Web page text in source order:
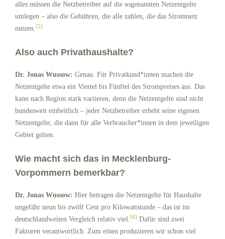
alles müssen die Netzbetreiber auf die sogenannten Netzentgelte
umlegen – also die Gebühren, die alle zahlen, die das Stromnetz
nutzen.[5]
Also auch Privathaushalte?
Dr. Jonas Wussow: Genau. Für Privatkund*innen machen die
Netzentgelte etwa ein Viertel bis Fünftel des Strompreises aus. Das
kann nach Region stark variieren, denn die Netzentgelte sind nicht
bundesweit einheitlich – jeder Netzbetreiber erhebt seine eigenen
Netzentgelte, die dann für alle Verbraucher*innen in dem jeweiligen
Gebiet gelten.
Wie macht sich das in Mecklenburg-
Vorpommern bemerkbar?
Dr. Jonas Wussow: Hier betragen die Netzentgelte für Haushalte
ungefähr neun bis zwölf Cent pro Kilowattstunde – das ist im
deutschlandweiten Vergleich relativ viel.[6] Dafür sind zwei
Faktoren verantwortlich: Zum einen produzieren wir schon viel